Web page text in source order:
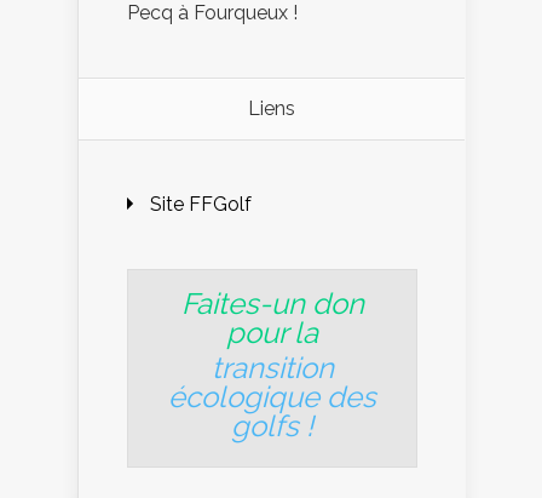
Pecq à Fourqueux !
Liens
Site FFGolf
Faites-un don
pour la
transition
écologique des
golfs!